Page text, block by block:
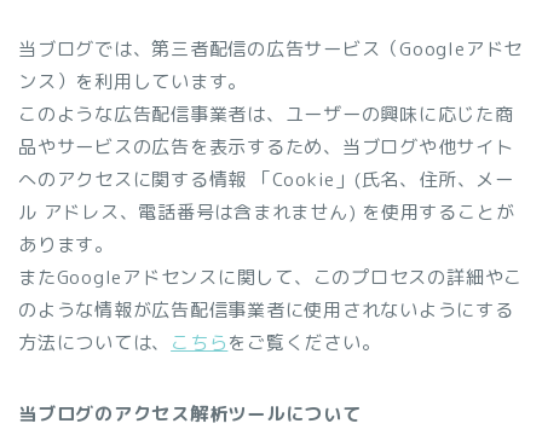
当ブログでは、第三者配信の広告サービス（Googleアドセ
ンス）を利用しています。
このような広告配信事業者は、ユーザーの興味に応じた商
品やサービスの広告を表示するため、当ブログや他サイト
へのアクセスに関する情報 「Cookie」(氏名、住所、メー
ル アドレス、電話番号は含まれません) を使用することが
あります。
またGoogleアドセンスに関して、このプロセスの詳細やこ
のような情報が広告配信事業者に使用されないようにする
方法については、 こちらをご覧ください。
当ブログのアクセス解析ツールについて